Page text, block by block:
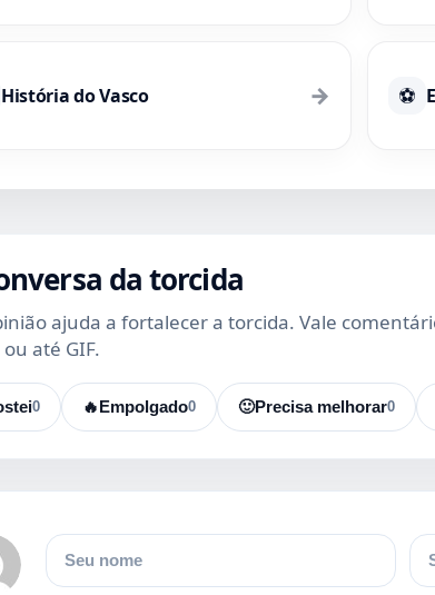
História do Vasco → ⚽
da torcida
ajuda a fortalecer a torcida. Vale
até GIF.
0 🔥 0
Empolgado 🙂 0
Precisa melhorar
Nome E-